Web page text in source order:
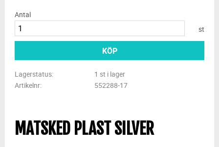
Antal
st
KÖP
Lagerstatus
1 st i lager
Artikelnr
552288-17
MATSKED PLAST SILVER